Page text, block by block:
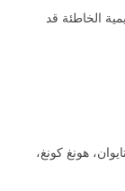
الخاطئة قد
هونغ كونغ،